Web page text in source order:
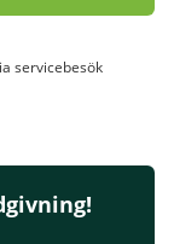
servicebesök